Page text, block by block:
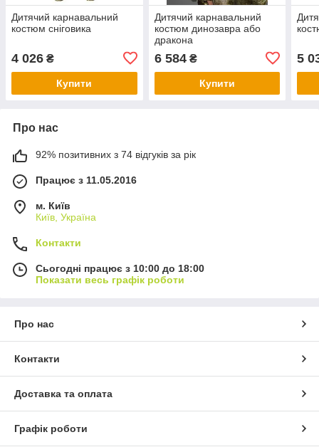
Дитячий карнавальний
костюм сніговика
4 026 ₴
Купити
Дитячий карнавальний
костюм динозавра або
дракона
6 584₴
Купити
5
Про нас
92% позитивних з 74 відгуків за рік
Працює з 11.05.2016
м. Київ
Київ, Україна
Контакти
Сьогодні працює з 10:00 до 18:00
Показати весь графік роботи
Про нас
Контакти
Доставка та оплата
Графік роботи